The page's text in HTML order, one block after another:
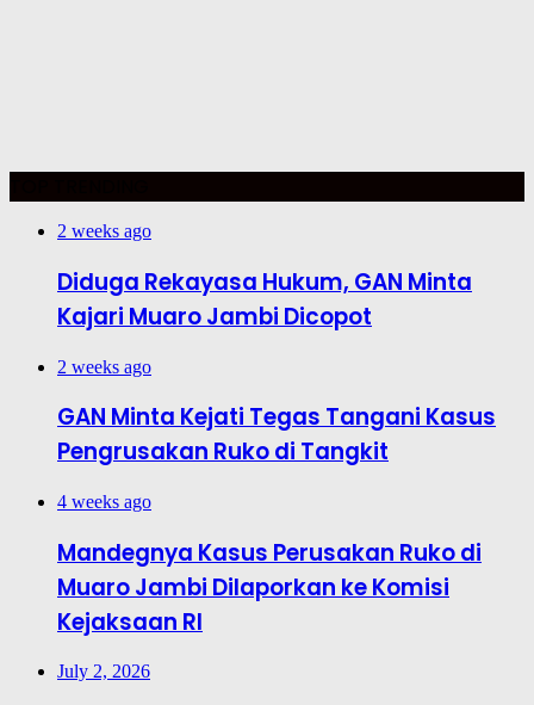
2 weeks ago
Diduga Rekayasa Hukum, GAN Minta
Kajari Muaro Jambi Dicopot
2 weeks ago
GAN Minta Kejati Tegas Tangani Kasus
Pengrusakan Ruko di Tangkit
4 weeks ago
Mandegnya Kasus Perusakan Ruko di
Muaro Jambi Dilaporkan ke Komisi
Kejaksaan RI
July 2, 2026